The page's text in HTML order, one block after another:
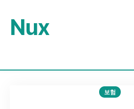
Nux
보험